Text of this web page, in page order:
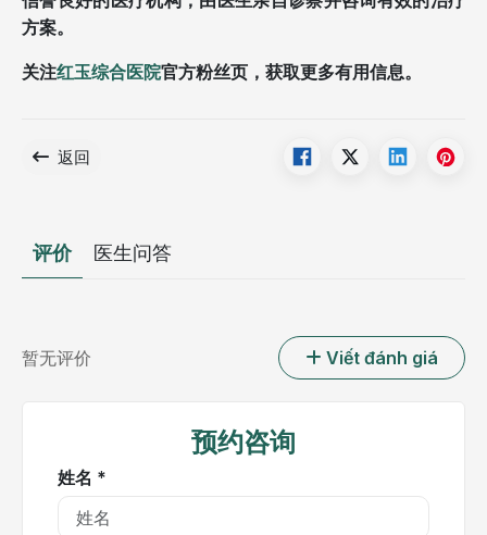
方案。
关注红玉综合医院官方粉丝页，获取更多有用信息。
返回
评价 医生问答
暂无评价 Viết đánh giá
预约咨询
姓名 *